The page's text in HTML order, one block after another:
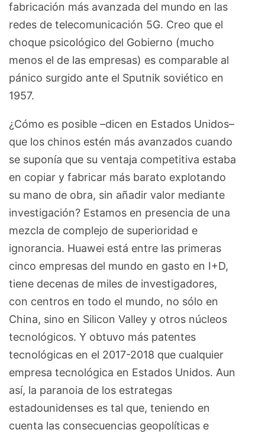
fabricación más avanzada del mundo en las
redes de telecomunicación 5G. Creo que el
choque psicológico del Gobierno (mucho
menos el de las empresas) es comparable al
pánico surgido ante el Sputnik soviético en
1957.
¿Cómo es posible –dicen en Estados Unidos–
que los chinos estén más avanzados cuando
se suponía que su ventaja competitiva estaba
en copiar y fabricar más barato explotando
su mano de obra, sin añadir valor mediante
investigación? Estamos en presencia de una
mezcla de complejo de superioridad e
ignorancia. Huawei está entre las primeras
cinco empresas del mundo en gasto en I+D,
tiene decenas de miles de investigadores,
con centros en todo el mundo, no sólo en
China, sino en Silicon Valley y otros núcleos
tecnológicos. Y obtuvo más patentes
tecnológicas en el 2017-2018 que cualquier
empresa tecnológica en Estados Unidos. Aun
así, la paranoia de los estrategas
estadounidenses es tal que, teniendo en
cuenta las consecuencias geopolíticas e